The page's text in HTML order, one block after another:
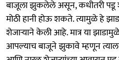
बाजूला झुकलेले असून, कधीतरी पडू
मोठी हानी होऊ शकते. त्यामुळे हे
शेजाऱ्याने केली आहे. मात्र या
आपल्याच बाजूने झुकावे म्हणून